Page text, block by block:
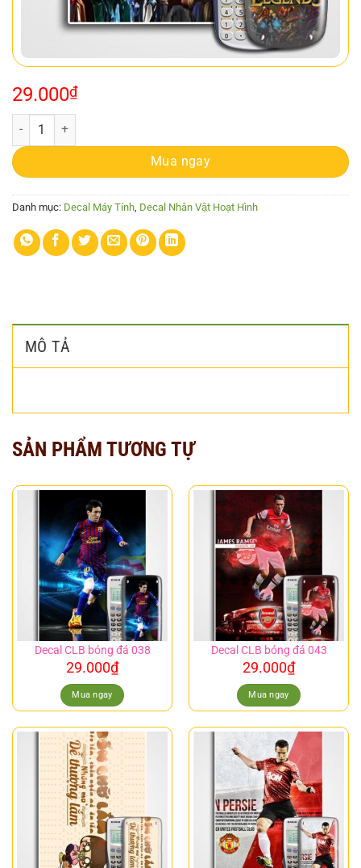
29.000₫
Decal Nhân vật game 076 số lượng
Mua ngay
Danh mục: Decal Máy Tính Decal Nhân Vật Hoạt Hình
MÔ TẢ
SẢN PHẨM TƯƠNG TỰ
Decal CLB bóng đá 038
29.000₫
Mua ngay
Decal CLB bóng đá 043
29.000₫
Mua ngay